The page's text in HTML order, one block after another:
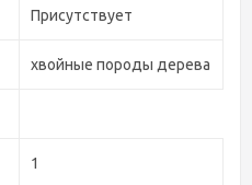
Присутствует
хвойные породы дерева
1